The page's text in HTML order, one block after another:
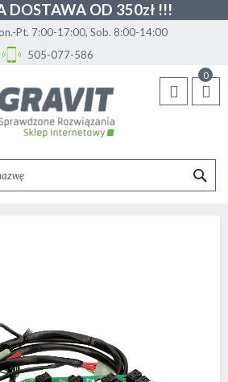
DOSTAWA OD 350zł !!!
Pt. 7:00-17:00, Sob. 8:00-14:00
505-077-586
0